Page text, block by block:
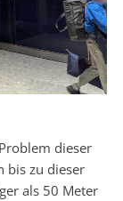
dieser
bis zu dieser
als 50 Meter